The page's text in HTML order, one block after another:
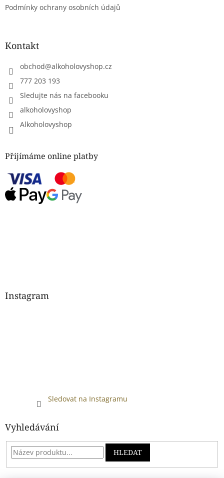
Podmínky ochrany osobních údajů
Kontakt
obchod@alkoholovyshop.cz
777 203 193
Sledujte nás na facebooku
alkoholovyshop
Alkoholovyshop
Přijímáme online platby
Instagram
Sledovat na Instagramu
Vyhledávání
HLEDAT